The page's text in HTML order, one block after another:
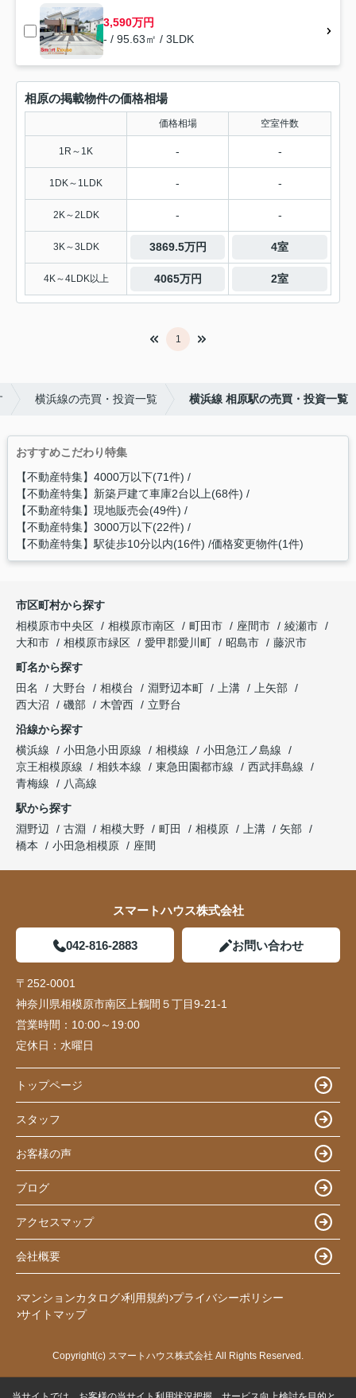
3,590万円
- / 95.63㎡ / 3LDK
相原の掲載物件の価格相場
価格相場 空室件数
1R～1K - -
1DK～1LDK - -
2K～2LDK - -
3K～3LDK 3869.5万円 4室
4K～4LDK以上 4065万円 2室
1
横浜線の売買・投資一覧 横浜線 相原駅の売買・投資一覧
おすすめこだわり特集
【不動産特集】4000万以下(71件)
【不動産特集】新築戸建て車庫2台以上(68件)
【不動産特集】現地販売会(49件)
【不動産特集】3000万以下(22件)
【不動産特集】駅徒歩10分以内(16件) 価格変更物件(1件)
市区町村から探す
相模原市中央区
相模原市南区 町田市 座間市
綾瀬市
大和市
相模原市緑区 愛甲郡愛川町 昭島市
藤沢市
町名から探す
田名
大野台 相模台 淵野辺本町 上溝
上矢部
西大沼
磯部 木曽西
立野台
沿線から探す
横浜線
小田急小田原線 相模線
小田急江ノ島線
京王相模原線
相鉄本線 東急田園都市線
西武拝島線
青梅線
八高線
駅から探す
淵野辺
古淵 相模大野 町田 相模原 上溝
矢部
橋本
小田急相模原 座間
スマートハウス株式会社
042-816-2883 お問い合わせ
〒252-0001
神奈川県相模原市南区上鶴間５丁目9-21-1
営業時間： 10:00～19:00
定休日： 水曜日
トップページ
スタッフ
お客様の声
ブログ
アクセスマップ
会社概要
マンションカタログ 利用規約 プライバシーポリシー
サイトマップ
Copyright(c) スマートハウス株式会社 All Rights Reserved.